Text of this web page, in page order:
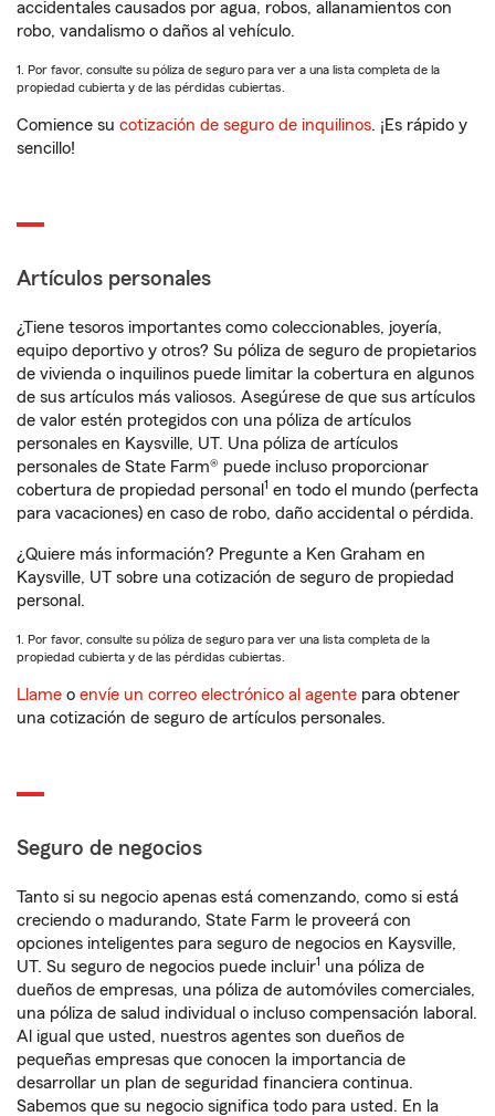
accidentales causados por agua, robos, allanamientos con
robo, vandalismo o daños al vehículo.
1. Por favor, consulte su póliza de seguro para ver a una lista completa de la
propiedad cubierta y de las pérdidas cubiertas.
Comience su cotización de seguro de inquilinos. ¡Es rápido y
sencillo!
Artículos personales
¿Tiene tesoros importantes como coleccionables, joyería,
equipo deportivo y otros? Su póliza de seguro de propietarios
de vivienda o inquilinos puede limitar la cobertura en algunos
de sus artículos más valiosos. Asegúrese de que sus artículos
de valor estén protegidos con una póliza de artículos
personales en Kaysville, UT. Una póliza de artículos
personales de State Farm® puede incluso proporcionar
cobertura de propiedad personal 1 en todo el mundo (perfecta
para vacaciones) en caso de robo, daño accidental o pérdida.
¿Quiere más información? Pregunte a Ken Graham en
Kaysville, UT sobre una cotización de seguro de propiedad
personal.
1. Por favor, consulte su póliza de seguro para ver una lista completa de la
propiedad cubierta y de las pérdidas cubiertas.
Llame o envíe un correo electrónico al agente para obtener
una cotización de seguro de artículos personales.
Seguro de negocios
Tanto si su negocio apenas está comenzando, como si está
creciendo o madurando, State Farm le proveerá con
opciones inteligentes para seguro de negocios en Kaysville,
UT. Su seguro de negocios puede incluir1 una póliza de
dueños de empresas, una póliza de automóviles comerciales,
una póliza de salud individual o incluso compensación laboral.
Al igual que usted, nuestros agentes son dueños de
pequeñas empresas que conocen la importancia de
desarrollar un plan de seguridad financiera continua.
Sabemos que su negocio significa todo para usted. En la